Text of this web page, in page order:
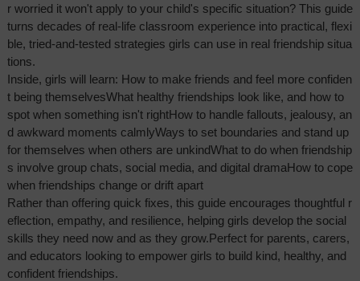
r worried it won't apply to your child's specific situation? This guide
turns decades of real-life classroom experience into practical, flexi
ble, tried-and-tested strategies girls can use in real friendship situa
tions.
Inside, girls will learn: How to make friends and feel more confiden
t being themselvesWhat healthy friendships look like, and how to
spot when something isn't rightHow to handle fallouts, jealousy, an
d awkward moments calmlyWays to set boundaries and stand up
for themselves when others are unkindWhat to do when friendship
s involve group chats, social media, and digital dramaHow to cope
when friendships change or drift apart
Rather than offering quick fixes, this guide encourages thoughtful r
eflection, empathy, and resilience, helping girls develop the social
skills they need now and as they grow.Perfect for parents, carers,
and educators looking to empower girls to build kind, healthy, and
confident friendships.